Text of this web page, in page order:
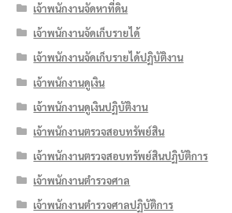
เจ้าพนักงานจัดหาที่ดิน
เจ้าพนักงานจัดเก็บรายได้
เจ้าพนักงานจัดเก็บรายได้ปฏิบัติงาน
เจ้าพนักงานดูเงิน
เจ้าพนักงานดูเงินปฏิบัติงาน
เจ้าพนักงานตรวจสอบทรัพย์สิน
เจ้าพนักงานตรวจสอบทรัพย์สินปฏิบัติการ
เจ้าพนักงานตำรวจศาล
เจ้าพนักงานตำรวจศาลปฏิบัติการ